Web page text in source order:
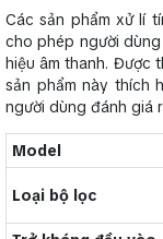
Các sản phẩm xử lí
cho phép người
hiệu âm thanh. Được
sản phẩm này thích
người dùng đánh giá
Model
Loại bộ lọc